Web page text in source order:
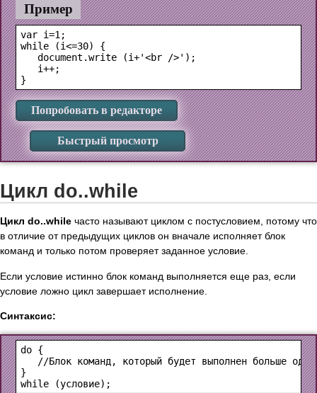
Пример
var i=1;
while (i<=30) {
   document.write (i+'<br />');
   i++;
Попробовать в редакторе
Быстрый просмотр
Цикл do..while
Цикл do..while часто называют циклом с постусловием, потому что
в отличие от предыдущих циклов он вначале исполняет блок
команд и только потом проверяет заданное условие.
Если условие истинно блок команд выполняется еще раз, если
условие ложно цикл завершает исполнение.
Синтаксис:
do {
//Блок команд, который будет выполнен больше
}
while (условие